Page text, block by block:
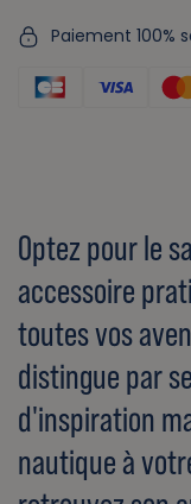
Paiement 100%
Optez pour le
accessoire
toutes vos
distingue par
d'inspiration
nautique à